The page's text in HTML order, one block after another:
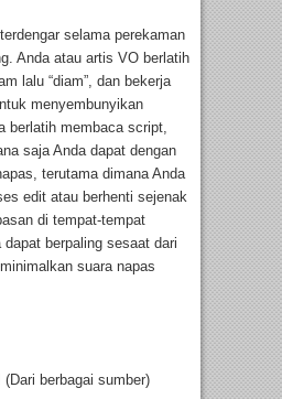
selama perekaman
Anda atau artis VO berlatih
lalu “diam”, dan bekerja
menyembunyikan
berlatih membaca script,
saja Anda dapat dengan
terutama dimana Anda
edit atau berhenti sejenak
di tempat-tempat
berpaling sesaat dari
suara napas
berbagai sumber)